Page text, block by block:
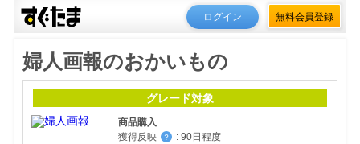
ログイン 無料会員登録
婦人画報のおかいもの
グレード対象
商品購入
獲得反映
？ : 90日程度